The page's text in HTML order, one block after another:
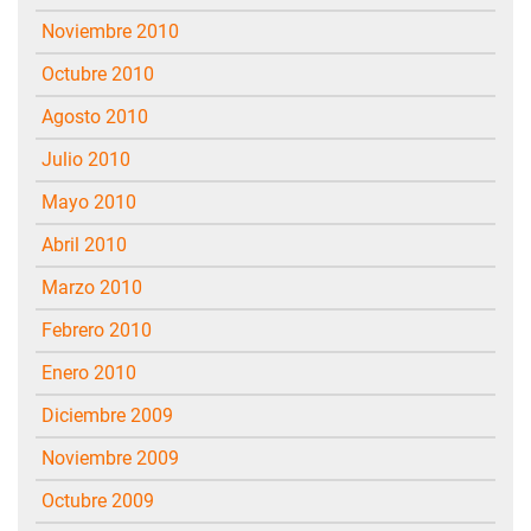
noviembre 2010
octubre 2010
agosto 2010
julio 2010
mayo 2010
abril 2010
marzo 2010
febrero 2010
enero 2010
diciembre 2009
noviembre 2009
octubre 2009